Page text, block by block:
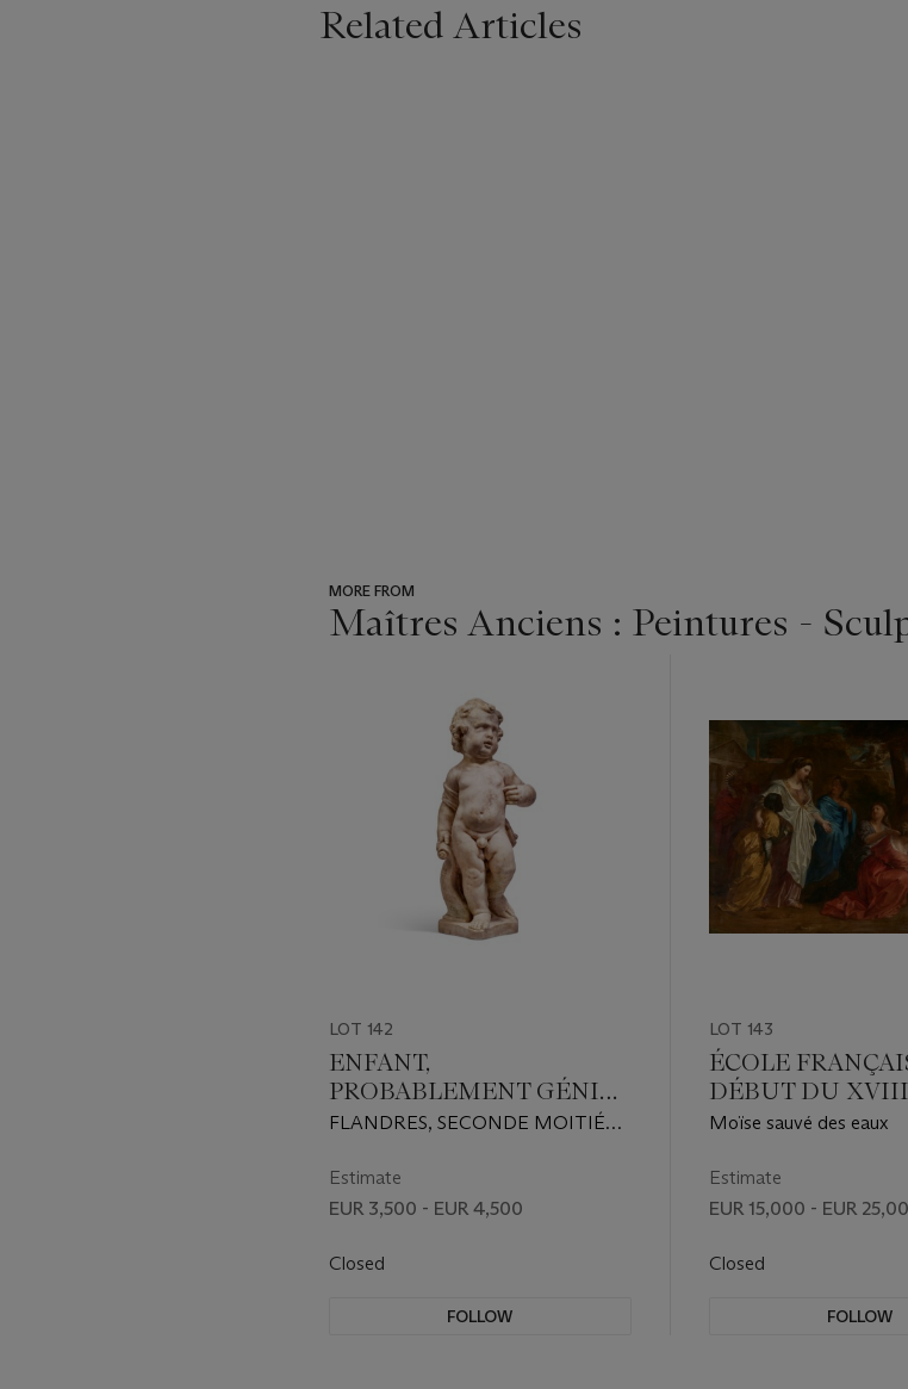
Related Articles
MORE FROM
Maîtres Anciens : Peintures -
item_current_of_total_txt
LOT 142
ENFANT,
PROBABLEMENT GÉNIE
FUNÉRAIRE D’UN
FLANDRES, SECONDE MOITIÉ
SIÈCLE
Estimate
EUR 3,500 - EUR 4,500
Closed
FOLLOW
LOT 143
ÉCOLE
DÉBUT DU
SIÈCLE,
Moïse sauvé des eaux
Estimate
EUR 15,000 - EUR
Closed
FOLLOW